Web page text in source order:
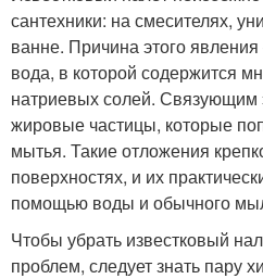
сантехники: на смесителях,
ванне. Причина этого
вода, в которой содержится
натриевых солей. Связующим
жировые частицы, которые
мытья. Такие отложения
поверхностях, и их
помощью воды и обычного
Чтобы убрать известковый
проблем, следует знать пару